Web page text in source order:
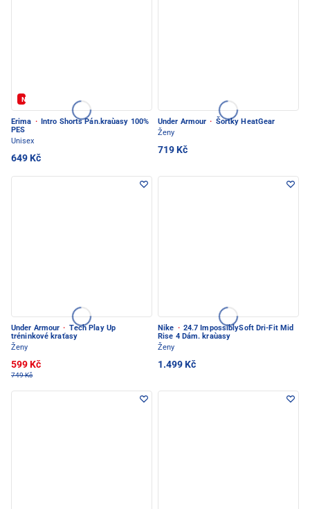
Novinka
Erima ·
Intro Shorts Pán.kraùasy 100%
PES
Unisex
649 Kč
Under Armour · Šortky HeatGear
Ženy
719 Kč
Under Armour · Tech Play Up
tréninkové kraťasy
Ženy
599 Kč
749 Kč
Nike · 24.7 ImpossiblySoft Dri-Fit Mid
Rise 4 Dám. kraùasy
Ženy
1.499 Kč